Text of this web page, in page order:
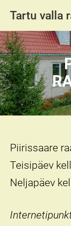
Tartu valla
Piirissaare
Teisipäev
Neljapäev